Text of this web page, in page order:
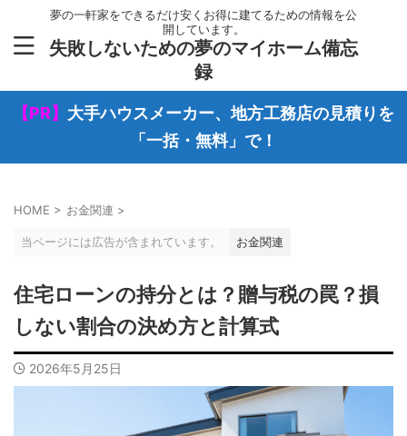
夢の一軒家をできるだけ安くお得に建てるための情報を公
開しています。
失敗しないための夢のマイホーム備忘
録
【PR】 大手ハウスメーカー、地方工務店の見積りを
「一括・無料」で！
HOME > お金関連 >
当ページには広告が含まれています。 お金関連
住宅ローンの持分とは？贈与税の罠？損
しない割合の決め方と計算式
2026年5月25日